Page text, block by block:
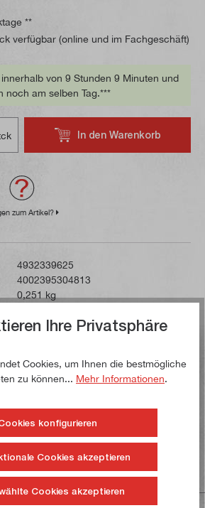
**
verfügbar (online und im Fachgeschäft)
von 9 Stunden 9 Minuten und
noch am selben Tag.***
In den Warenkorb
zum Artikel?
4932339625
4002395304813
0,251 kg
hergestellte Spitzmeißel lässt
Klicksystem direkt in einen
Ihre Privatsphäre
Cookies, um Ihnen die bestmögliche
zu können... Mehr Informationen.
konfigurieren
Cookies akzeptieren
Cookies akzeptieren